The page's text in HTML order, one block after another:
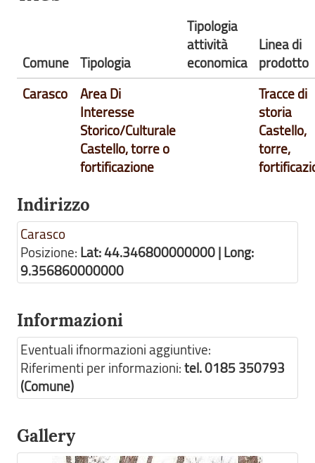
Comune Tipologia
Tipologia
attività
economica
Linea di
prodotto
Carasco
Area Di
Interesse
Storico/Culturale
Castello, torre o
fortificazione
Tracce di
storia
Castello,
torre,
Indirizzo
Carasco
Posizione: Lat: 44.346800000000 | Long:
9.356860000000
Informazioni
Eventuali ifnormazioni aggiuntive:
Riferimenti per informazioni:tel. 0185 350793
(Comune)
Gallery